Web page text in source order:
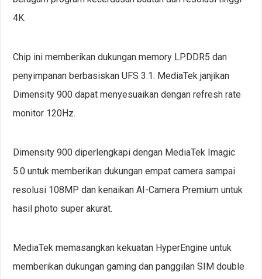
4K.
Chip ini memberikan dukungan memory LPDDR5 dan
penyimpanan berbasiskan UFS 3.1. MediaTek janjikan
Dimensity 900 dapat menyesuaikan dengan refresh rate
monitor 120Hz.
Dimensity 900 diperlengkapi dengan MediaTek Imagic
5.0 untuk memberikan dukungan empat camera sampai
resolusi 108MP dan kenaikan AI-Camera Premium untuk
hasil photo super akurat.
MediaTek memasangkan kekuatan HyperEngine untuk
memberikan dukungan gaming dan panggilan SIM double